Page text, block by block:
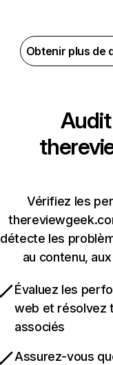
Obtenir plus de
Audit
Vérifiez les
détecte les
au contenu,
Évaluez les
web et résolvez
associés
Assurez-vous